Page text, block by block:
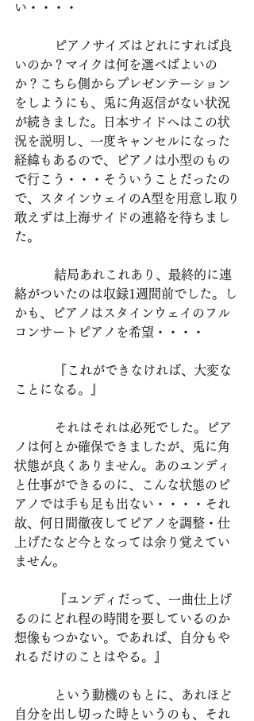
い・・・・
いのか？マイクは何を選べばよいの
か？こちら側からプレゼンテーション
をしようにも、兎に角返信がない状況
が続きました。日本サイドへはこの状
況を説明し、一度キャンセルになった
経緯もあるので、ピアノは小型のもの
で行こう・・・そういうことだったの
で、スタインウェイのA型を用意し取り
敢えずは上海サイドの連絡を待ちまし
た。
絡がついたのは収録1週間前でした。し
かも、ピアノはスタインウェイのフル
コンサートピアノを希望・・・・
ことになる。』
ノは何とか確保できましたが、兎に角
状態が良くありません。あのユンディ
と仕事ができるのに、こんな状態のピ
アノでは手も足も出ない・・・・それ
故、何日間徹夜してピアノを調整・仕
上げたなど今となっては余り覚えてい
ません。
るのにどれ程の時間を要しているのか
想像もつかない。であれば、自分もや
れるだけのことはやる。』
自分を出し切った時というのも、それ